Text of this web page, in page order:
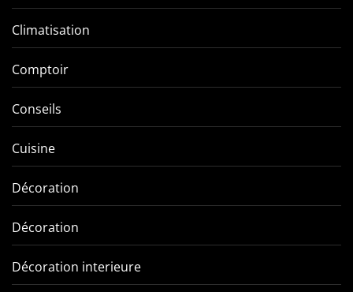
Climatisation
Comptoir
Conseils
Cuisine
Décoration
Décoration
Décoration interieure